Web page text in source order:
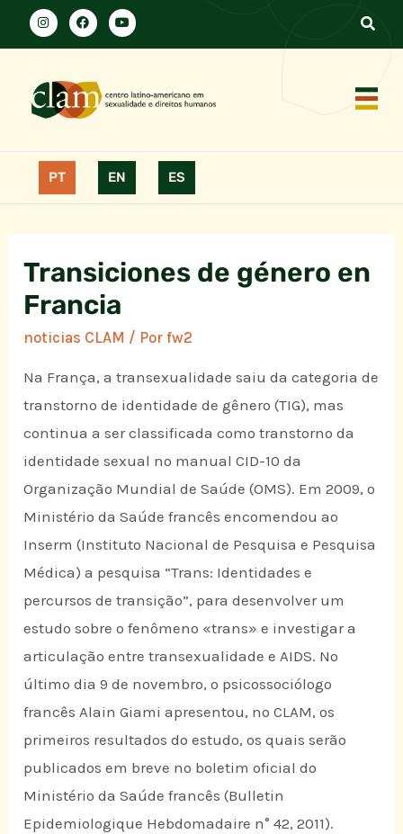
PT EN ES
Transiciones de género en
Francia
noticias CLAM / Porfw2
Na França, a transexualidade saiu da categoria de
transtorno de identidade de gênero (TIG), mas
continua a ser classificada como transtorno da
identidade sexual no manual CID-10 da
Organização Mundial de Saúde (OMS). Em 2009, o
Ministério da Saúde francês encomendou ao
Inserm (Instituto Nacional de Pesquisa e Pesquisa
Médica) a pesquisa “Trans: Identidades e
percursos de transição”, para desenvolver um
estudo sobre o fenômeno «trans» e investigar a
articulação entre transexualidade e AIDS. No
último dia 9 de novembro, o psicossociólogo
francês Alain Giami apresentou, no CLAM, os
primeiros resultados do estudo, os quais serão
publicados em breve no boletim oficial do
Ministério da Saúde francês (Bulletin
Epidemiologique Hebdomadaire n° 42, 2011).